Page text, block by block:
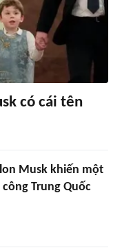
có cái tên
Musk khiến một
Trung Quốc